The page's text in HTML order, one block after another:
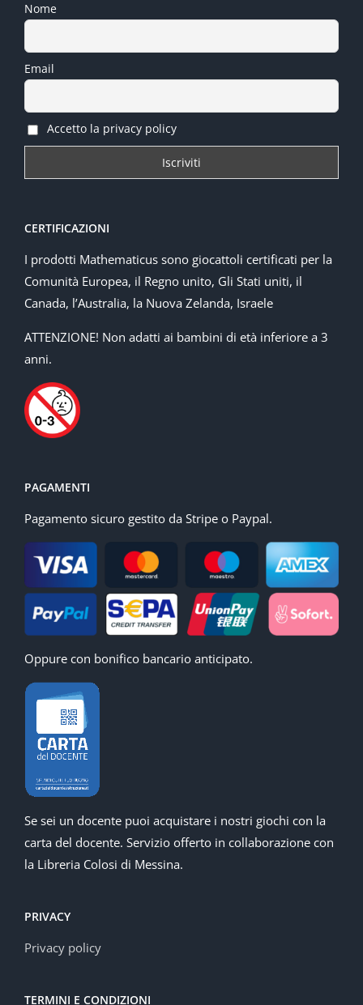
Nome
Email
Accetto la privacy policy
CERTIFICAZIONI
I prodotti Mathematicus sono giocattoli certificati per la
Comunità Europea, il Regno unito, Gli Stati uniti, il
Canada, l’Australia, la Nuova Zelanda, Israele
ATTENZIONE! Non adatti ai bambini di età inferiore a 3
anni.
PAGAMENTI
Pagamento sicuro gestito da Stripe o Paypal.
Oppure con bonifico bancario anticipato.
Se sei un docente puoi acquistare i nostri giochi con la
carta del docente. Servizio offerto in collaborazione con
la Libreria Colosi di Messina.
PRIVACY
Privacy policy
TERMINI E CONDIZIONI